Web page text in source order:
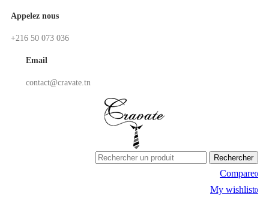
Appelez nous
+216 50 073 036
Email
contact@cravate.tn
Rechercher
Compare0
My wishlist0